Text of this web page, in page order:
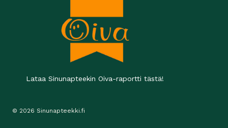
Lataa Sinunapteekin Oiva-raportti tästä!
© 2026 Sinunapteekki.fi